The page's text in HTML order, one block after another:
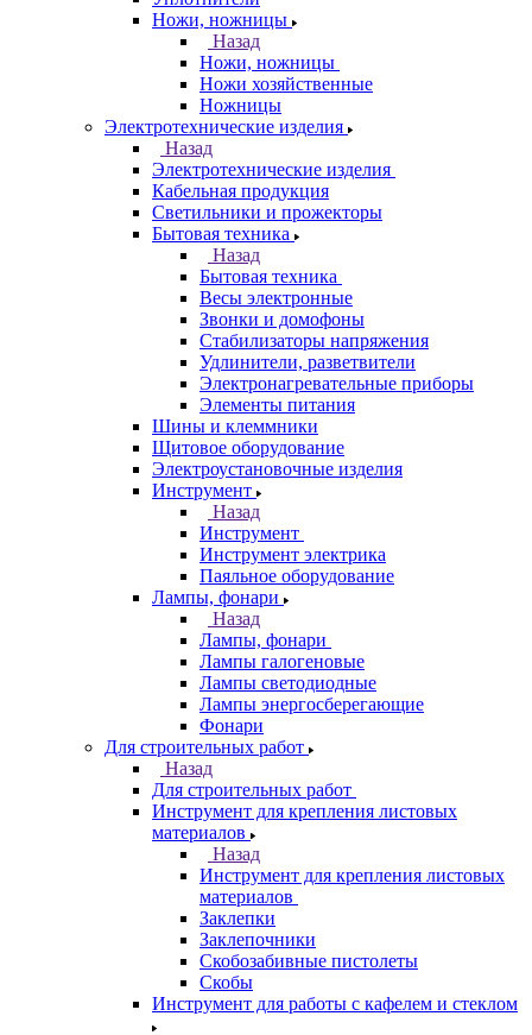
Ножи, ножницы
Назад
Ножи, ножницы
Ножи хозяйственные
Ножницы
Электротехнические изделия
Назад
Электротехнические изделия
Кабельная продукция
Светильники и прожекторы
Бытовая техника
Назад
Бытовая техника
Весы электронные
Звонки и домофоны
Стабилизаторы напряжения
Удлинители, разветвители
Электронагревательные приборы
Элементы питания
Шины и клеммники
Щитовое оборудование
Электроустановочные изделия
Инструмент
Назад
Инструмент
Инструмент электрика
Паяльное оборудование
Лампы, фонари
Назад
Лампы, фонари
Лампы галогеновые
Лампы светодиодные
Лампы энергосберегающие
Фонари
Для строительных работ
Назад
Для строительных работ
Инструмент для крепления листовых
материалов
Назад
Инструмент для крепления листовых
материалов
Заклепки
Заклепочники
Скобозабивные пистолеты
Скобы
Инструмент для работы с кафелем и стеклом